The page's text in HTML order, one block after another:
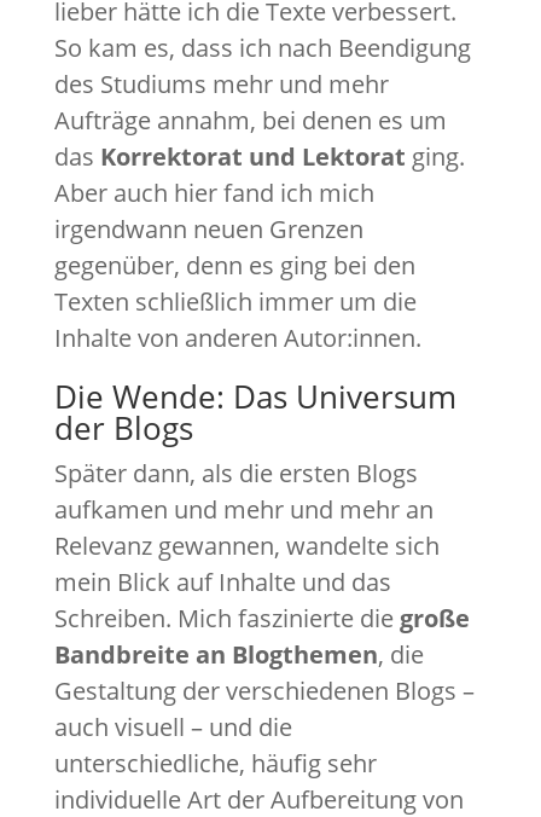
lieber hätte ich die Texte verbessert.
So kam es, dass ich nach Beendigung
des Studiums mehr und mehr
Aufträge annahm, bei denen es um
das Korrektorat und Lektorat ging.
Aber auch hier fand ich mich
irgendwann neuen Grenzen
gegenüber, denn es ging bei den
Texten schließlich immer um die
Inhalte von anderen Autor:innen.
Die Wende: Das Universum
der Blogs
Später dann, als die ersten Blogs
aufkamen und mehr und mehr an
Relevanz gewannen, wandelte sich
mein Blick auf Inhalte und das
Schreiben. Mich faszinierte die große
Bandbreite an Blogthemen, die
Gestaltung der verschiedenen Blogs –
auch visuell – und die
unterschiedliche, häufig sehr
individuelle Art der Aufbereitung von